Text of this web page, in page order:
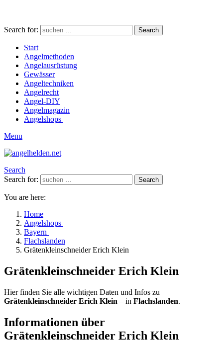
Search for: Search
Start
Angelmethoden
Angelausrüstung
Gewässer
Angeltechniken
Angelrecht
Angel-DIY
Angelmagazin
Angelshops
Menu
Search
Search for:
Search
You are here:
Home
Angelshops
Bayern
Flachslanden
Grätenkleinschneider Erich Klein
Grätenkleinschneider Erich Klein
Hier finden Sie alle wichtigen Daten und Infos zu
Grätenkleinschneider Erich Klein – in Flachslanden.
Informationen über
Grätenkleinschneider Erich Klein